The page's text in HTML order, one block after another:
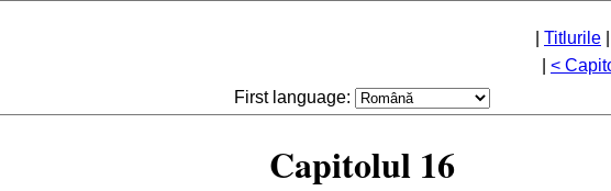
Titlurile
<
First language:
Capitolul 16